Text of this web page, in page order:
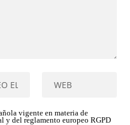
vigente en materia de
y del reglamento europeo RGPD